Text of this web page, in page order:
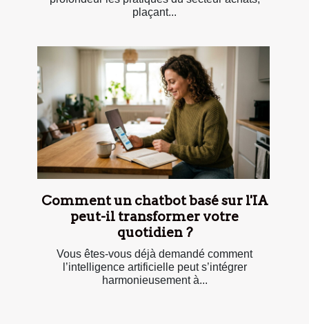
plaçant...
Comment un chatbot basé sur l'IA
peut-il transformer votre
quotidien ?
Vous êtes-vous déjà demandé comment
l’intelligence artificielle peut s’intégrer
harmonieusement à...